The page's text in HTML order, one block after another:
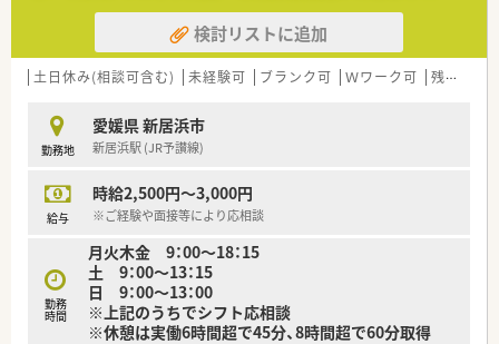
【法人特徴について】
■四国エリアを中心に多角的な事業を展開しており、地域に密着
した店舗運営を行っている企業です。
■大手グループの傘下に入ったことで強固な経営基盤を獲得し、
■調剤併設型の店舗展開を積極的に推進しており、出店スピード
はエリア内でも屈指の勢いを誇ります。
■患者様や併設店舗のスタッフと円滑にコミュニケーションを
取りながら、笑顔で業務に取り組む方が活躍中です。
用して立派な戦力として成長した方が多数います。
■日々の業務改善に積極的に取り組み、自身のスキルアップと店
舗の成長を両立させている方が評価されています。
検討リストに追加
土日休み(相談可含む) 未経験可 ブランク可 Ｗワーク可 残業なし(ほぼなし含む)
勤務地
愛媛県 新居浜市
新居浜駅 (JR予讃線)
給与
時給2,500円～3,000円
※ご経験や面接等により応相談
勤務
時間
月火木金 9：00～18：15
土 9：00～13：15
日 9：00～13：00
※上記のうちでシフト応相談
※休憩は実働6時間超で45分、8時間超で60分取得